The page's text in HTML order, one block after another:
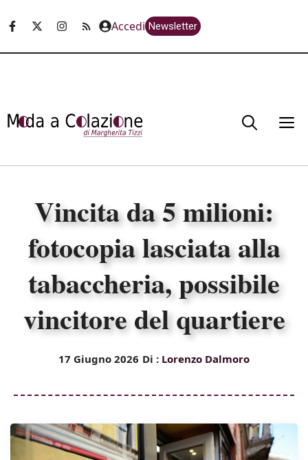
Accedi Newsletter
Vincita da 5 milioni:
fotocopia lasciata alla
tabaccheria, possibile
vincitore del quartiere
17 Giugno 2026 Di : Lorenzo Dalmoro